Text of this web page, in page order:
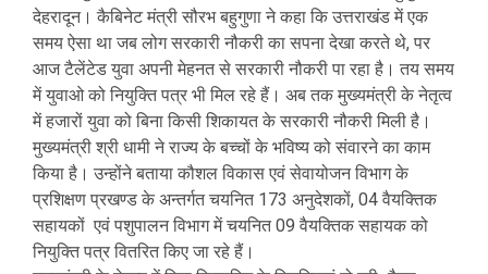
देहरादून। कैबिनेट मंत्री सौरभ बहुगुणा ने कहा कि उत्तराखंड में एक
समय ऐसा था जब लोग सरकारी नौकरी का सपना देखा करते थे, पर
आज टैलेंटेड युवा अपनी मेहनत से सरकारी नौकरी पा रहा है। तय समय
में युवाओ को नियुक्ति पत्र भी मिल रहे हैं। अब तक मुख्यमंत्री के नेतृत्व
में हजारों युवा को बिना किसी शिकायत के सरकारी नौकरी मिली है।
मुख्यमंत्री श्री धामी ने राज्य के बच्चों के भविष्य को संवारने का काम
किया है। उन्होंने बताया कौशल विकास एवं सेवायोजन विभाग के
प्रशिक्षण प्रखण्ड के अन्तर्गत चयनित 173 अनुदेशकों, 04 वैयक्तिक
सहायकों एवं पशुपालन विभाग में चयनित 09 वैयक्तिक सहायक को
नियुक्ति पत्र वितरित किए जा रहे हैं।